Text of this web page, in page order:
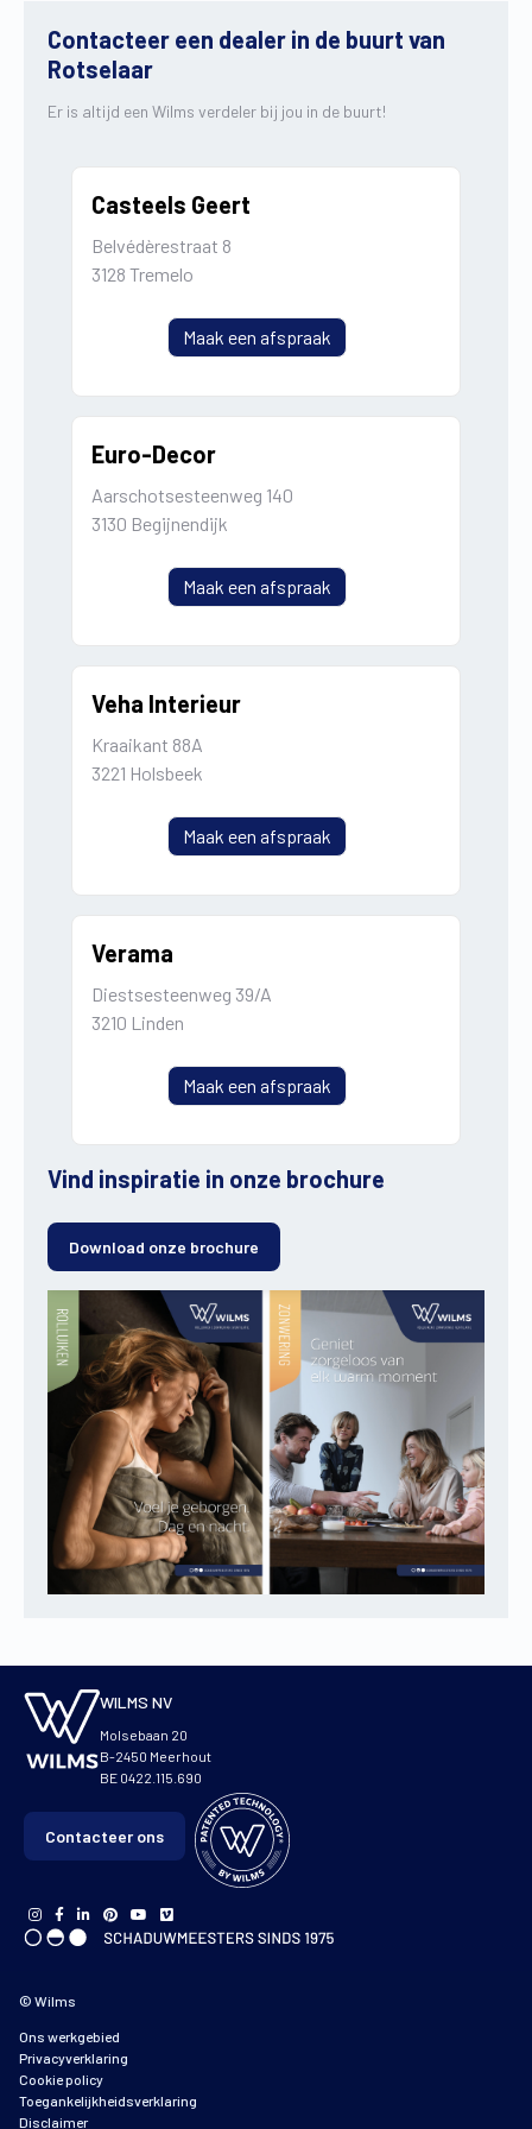
Contacteer een dealer in de buurt van
Rotselaar
Er is altijd een Wilms verdeler bij jou in de buurt!
Casteels Geert
Belvédèrestraat 8
3128 Tremelo
Maak een afspraak
Euro-Decor
Aarschotsesteenweg 140
3130 Begijnendijk
Maak een afspraak
Veha Interieur
Kraaikant 88A
3221 Holsbeek
Maak een afspraak
Verama
Diestsesteenweg 39/A
3210 Linden
Maak een afspraak
Vind inspiratie in onze brochure
Download onze brochure
WILMS NV
Molsebaan 20
B-2450 Meerhout
BE 0422.115.690
Contacteer ons
© Wilms
Ons werkgebied
Privacyverklaring
Cookie policy
Toegankelijkheidsverklaring
Disclaimer